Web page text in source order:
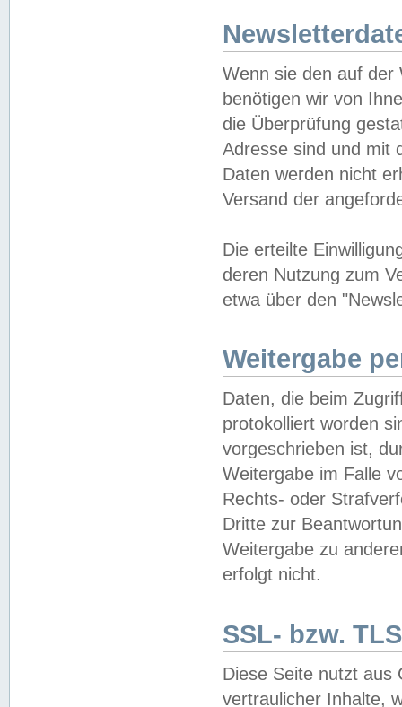
Wenn sie den auf der
benötigen wir von
die Überprüfung
Adresse sind und mit
Daten werden nicht
Versand der
Die erteilte
deren Nutzung zum
etwa über den
Weitergabe
Daten, die beim
protokolliert worden
vorgeschrieben ist,
Weitergabe im Falle
Rechts- oder
Dritte zur
Weitergabe zu
erfolgt nicht.
SSL- bzw.
Diese Seite nutzt aus
vertraulicher Inhalte,